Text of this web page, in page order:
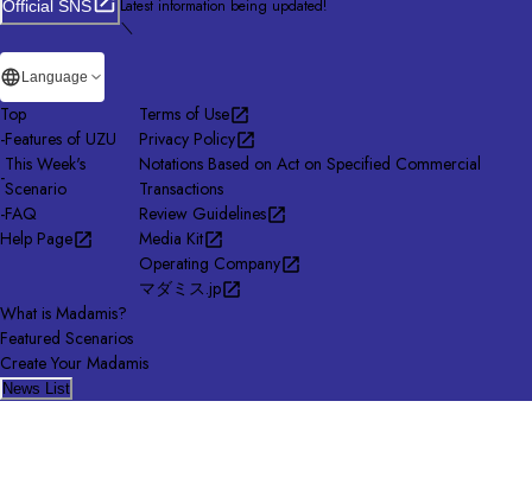
Official SNS
Latest information being updated!
＼
Language
Top
-Features of UZU
-
This Week's
Scenario
-FAQ
Help Page
Terms of Use
Privacy Policy
Notations Based on Act on Specified Commercial
Transactions
Review Guidelines
Media Kit
Operating Company
マダミス.jp
What is Madamis?
Featured Scenarios
Create Your Madamis
News List